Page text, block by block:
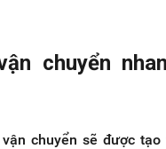
chuyển
chuyển sẽ được tạo